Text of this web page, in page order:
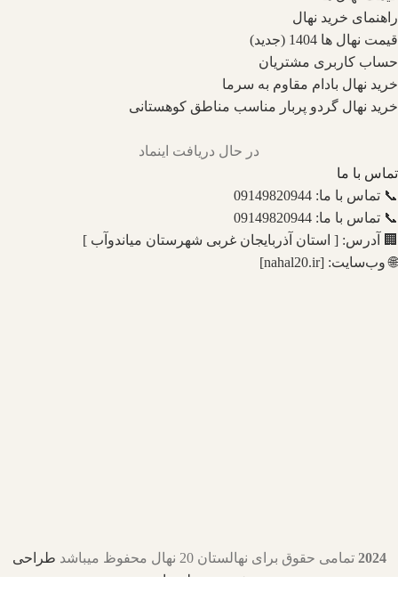
راهنمای خرید نهال
قیمت نهال ها 1404 (جدید)
حساب کاربری مشتریان
خرید نهال بادام مقاوم به سرما
خرید نهال گردو پربار مناسب مناطق کوهستانی
در حال دریافت اینماد
تماس با ما
📞 تماس با ما: 09149820944
📞 تماس با ما: 09149820944
🏢 آدرس: [ استان آذربایجان غربی شهرستان میاندوآب ]
🌐 وب‌سایت: [nahal20.ir]
2024 تمامی حقوق برای نهالستان 20 نهال محفوظ میباشد
طراحی
شده توسط هزاره